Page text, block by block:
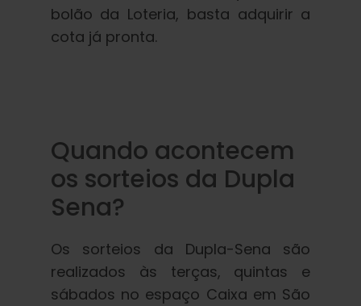
bolão da Loteria, basta adquirir a
cota já pronta.
Quando acontecem
os sorteios da Dupla
Sena?
Os sorteios da Dupla-Sena são
realizados às terças, quintas e
sábados no espaço Caixa em São